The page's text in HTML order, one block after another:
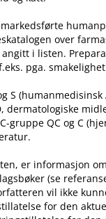
over
i listen.
pga.
S (humanmedisinsk
dermatologiske
QC og C
er informasjon
(se
vil ikke
for den